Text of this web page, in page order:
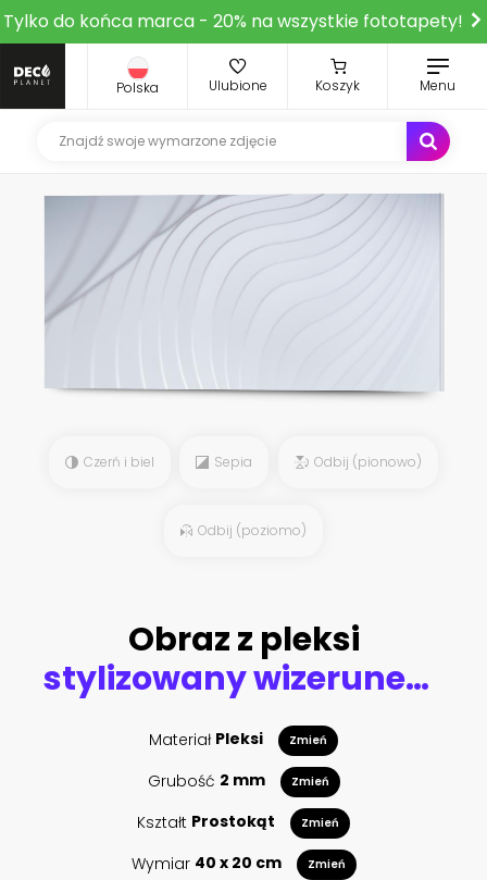
Tylko do końca marca - 20% na wszystkie fototapety!
Polska Ulubione Koszyk Menu
Czerń i biel Sepia Odbij (pionowo)
Odbij (poziomo)
Obraz z pleksi
stylizowany wizerunek domu z bliska
Materiał Pleksi Zmień
Grubość 2 mm Zmień
Kształt Prostokąt Zmień
Wymiar 40 x 20 cm Zmień